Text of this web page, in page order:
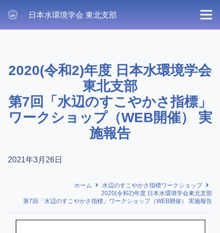
日本水環境学会 東北支部
2020(令和2)年度 日本水環境学会
東北支部
第7回「水辺のすこやかさ指標」
ワークショップ（WEB開催） 実
施報告
2021年3月26日
ホーム
水辺のすこやかさ指標ワークショップ
2020(令和2)年度 日本水環境学会東北支部
第7回「水辺のすこやかさ指標」ワークショップ（WEB開催） 実施報告